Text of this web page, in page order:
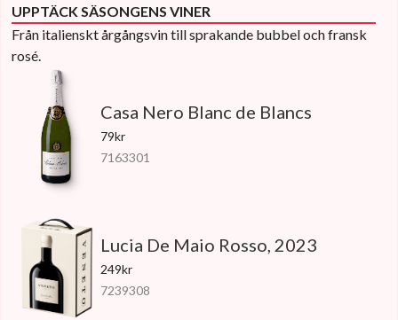
UPPTÄCK SÄSONGENS VINER
Från italienskt årgångsvin till sprakande bubbel och fransk
rosé.
Casa Nero Blanc de Blancs
79kr
7163301
Lucia De Maio Rosso, 2023
249kr
7239308